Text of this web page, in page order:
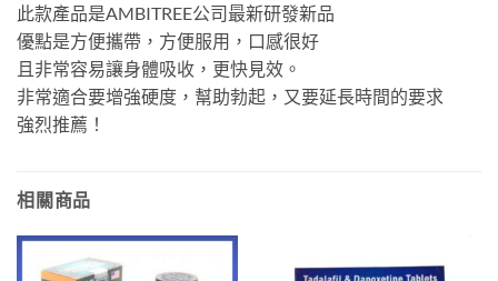
此款產品是AMBITREE公司最新研發新品
優點是方便攜帶，方便服用，口感很好
且非常容易讓身體吸收，更快見效。
非常適合要增強硬度，幫助勃起，又要延長時間的要求
強烈推薦！
相關商品